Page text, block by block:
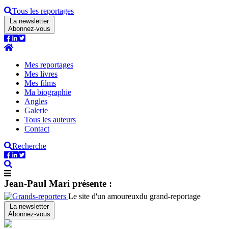
Tous les reportages
La newsletter
Abonnez-vous
Mes reportages
Mes livres
Mes films
Ma biographie
Angles
Galerie
Tous les auteurs
Contact
Recherche
Jean-Paul Mari présente :
Le site d'un amoureuxdu grand-reportage
La newsletter
Abonnez-vous